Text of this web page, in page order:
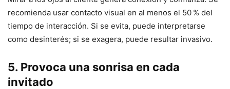
recomienda usar contacto visual en al menos el 50 % del
tiempo de interacción. Si se evita, puede interpretarse
como desinterés; si se exagera, puede resultar invasivo.
5. Provoca una sonrisa en cada
invitado